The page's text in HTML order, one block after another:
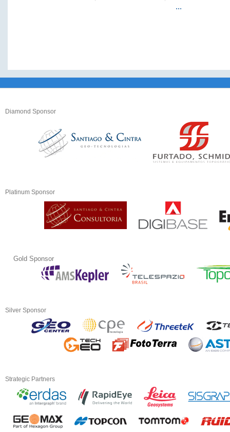
...
Diamond Sponsor
Platinum Sponsor
Gold Sponsor
Silver Sponsor
Strategic Partners